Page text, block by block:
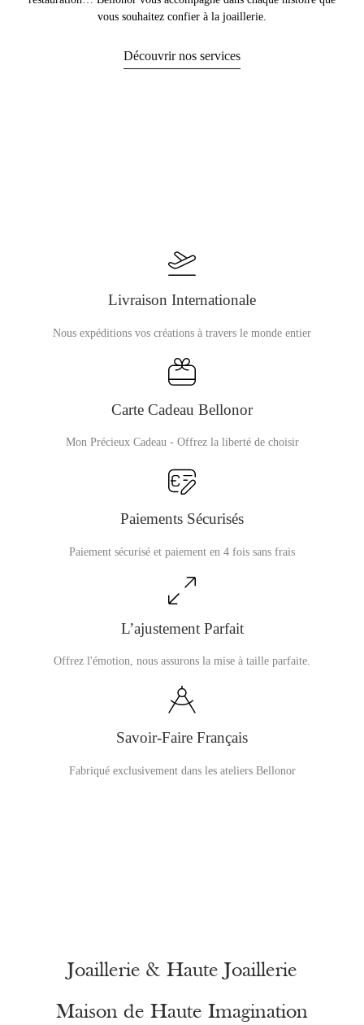
vous souhaitez confier à la joaillerie.
Découvrir nos services
Livraison Internationale
Nous expéditions vos créations à travers le monde entier
Carte Cadeau Bellonor
Mon Précieux Cadeau - Offrez la liberté de choisir
Paiements Sécurisés
Paiement sécurisé et paiement en 4 fois sans frais
L’ajustement Parfait
Offrez l'émotion, nous assurons la mise à taille parfaite.
Savoir-Faire Français
Fabriqué exclusivement dans les ateliers Bellonor
Joaillerie & Haute Joaillerie
Maison de Haute Imagination